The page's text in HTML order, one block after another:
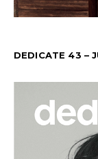
DEDICATE 43 –